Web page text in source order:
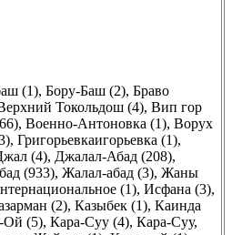
(1), Бору-Баш (2), Браво
Токольдош (4), Вип гор
, Военно-Антоновка (1), Ворух
, Григорьевкаигорьевка (1),
(4), Джалал-Абад (208),
(933), Жалал-абад (3), Жаны
(1), Исфана (3),
(2), Казыбек (1), Каинда
Ой (5), Кара-Суу (4), Кара-Суу,